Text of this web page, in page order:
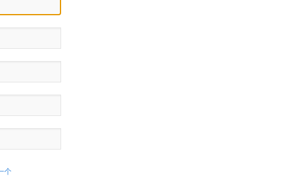
个